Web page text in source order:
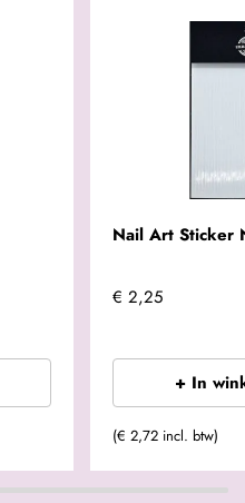
Nail Art Sticker
€ 2,25
+ In
(€ 2,72 incl. btw)